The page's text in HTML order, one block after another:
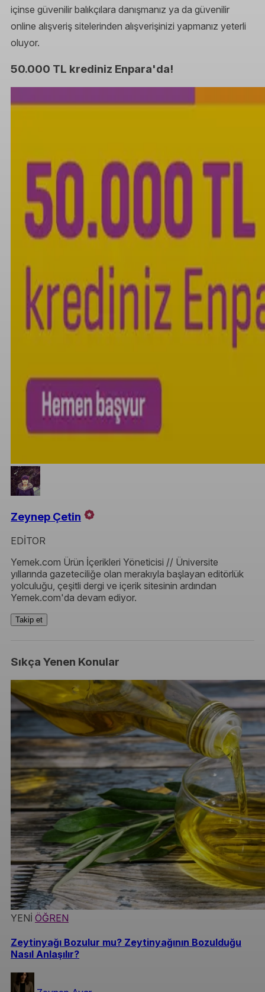
içinse güvenilir balıkçılara danışmanız ya da güvenilir
online alışveriş sitelerinden alışverişinizi yapmanız yeterli
oluyor.
50.000 TL krediniz Enpara'da!
Zeynep Çetin
EDİTOR
Yemek.com Ürün İçerikleri Yöneticisi // Üniversite
yıllarında gazeteciliğe olan merakıyla başlayan editörlük
yolculuğu, çeşitli dergi ve içerik sitesinin ardından
Yemek.com'da devam ediyor.
Takip et
Sıkça Yenen Konular
YENİ ÖĞREN
Zeytinyağı Bozulur mu? Zeytinyağının Bozulduğu
Nasıl Anlaşılır?